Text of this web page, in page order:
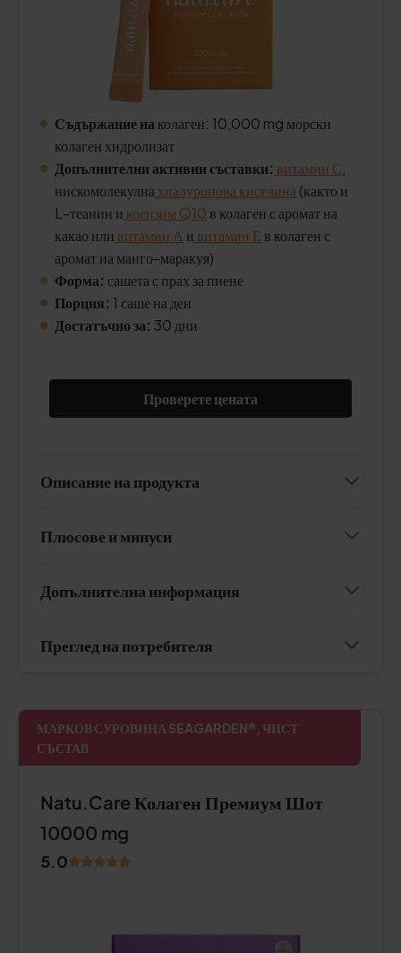
Съдържание на колаген: 10,000 mg морски
колаген хидролизат
Допълнителни активни съставки: витамин С
нискомолекулна хиалуронова киселина (както и
L-теанин и коензим Q10 в колаген с аромат на
какао или витамин А и витамин Е в колаген с
аромат на манго-маракуя)
Форма: сашета с прах за пиене
Порция: 1 саше на ден
Достатъчно за: 30 дни
Проверете цената
Описание на продукта
Плюсове и минуси
Допълнителна информация
Преглед на потребителя
МАРКОВ СУРОВИНА SEAGARDEN®, ЧИСТ
СЪСТАВ
Natu.Care Колаген Премиум Шот
10000 mg
5.0